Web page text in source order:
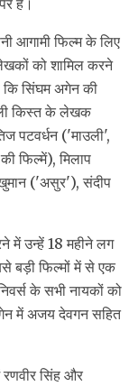
है।
आगामी फिल्म के लिए
को शामिल करने
कि सिंघम अगेन की
किस्त के लेखक
पटवर्धन ('माउली',
फिल्में), मिलाप
('असुर'), संदीप
में उन्हें 18 महीने लग
बड़ी फिल्मों में से एक
के सभी नायकों को
में अजय देवगन सहित
सिंह और